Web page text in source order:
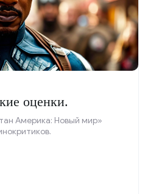
оценки.
Америка: Новый мир»